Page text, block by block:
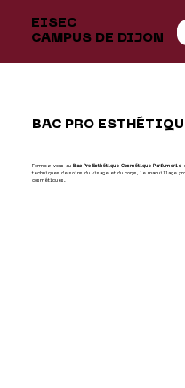
EISEC
CAMPUS DE DIJON
BAC PRO
Formez-vous au Bac Pro Esthétique Cosmétique Parfumerie
techniques de soins du visage et du corps, le maquillage
cosmétiques.